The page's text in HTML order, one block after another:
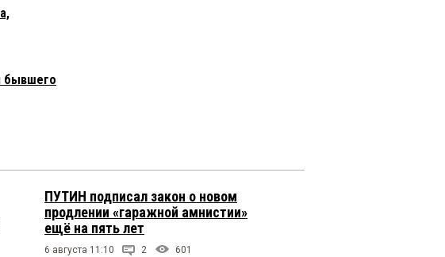
бывшего
ПУТИН подписал закон о новом
продлении «гаражной амнистии»
ещё на пять лет
6 августа 11:10 2 601